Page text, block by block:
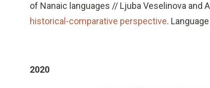
of Nanaic languages // Ljuba Veselinova and
historical-comparative perspective.
2020